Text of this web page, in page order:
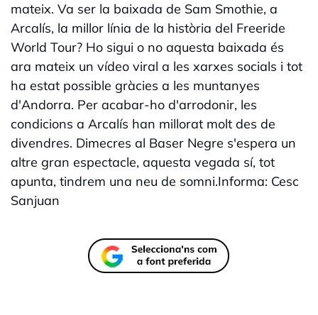
mateix. Va ser la baixada de Sam Smothie, a
Arcalís, la millor línia de la història del Freeride
World Tour? Ho sigui o no aquesta baixada és
ara mateix un vídeo viral a les xarxes socials i tot
ha estat possible gràcies a les muntanyes
d'Andorra. Per acabar-ho d'arrodonir, les
condicions a Arcalís han millorat molt des de
divendres. Dimecres al Baser Negre s'espera un
altre gran espectacle, aquesta vegada sí, tot
apunta, tindrem una neu de somni.Informa: Cesc
Sanjuan